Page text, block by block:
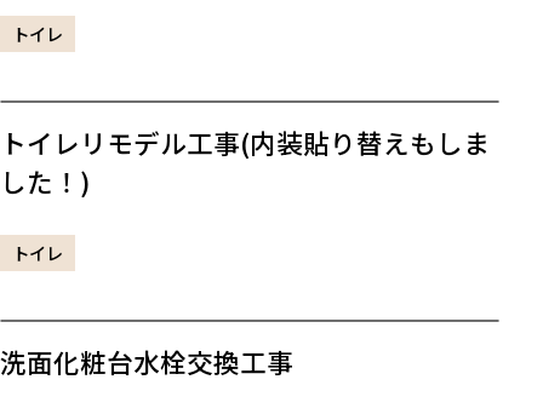
トイレ
トイレリモデル工事(内装貼り替えもしま
した！)
トイレ
洗面化粧台水栓交換工事